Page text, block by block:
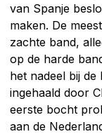
van Spanje
maken. De
zachte band,
op de harde
het nadeel bij
ingehaald door
eerste bocht
aan de